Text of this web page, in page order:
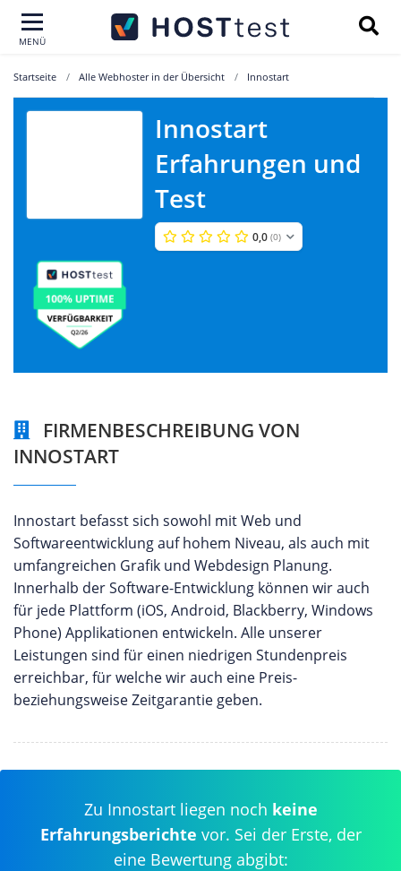
MENÜ
Startseite Alle Webhoster in der Übersicht Innostart
Innostart
Erfahrungen und
Test
0,0 (0)
FIRMENBESCHREIBUNG VON
INNOSTART
Innostart befasst sich sowohl mit Web und
Softwareentwicklung auf hohem Niveau, als auch mit
umfangreichen Grafik und Webdesign Planung.
Innerhalb der Software-Entwicklung können wir auch
für jede Plattform (iOS, Android, Blackberry, Windows
Phone) Applikationen entwickeln. Alle unserer
Leistungen sind für einen niedrigen Stundenpreis
erreichbar, für welche wir auch eine Preis-
beziehungsweise Zeitgarantie geben.
Zu Innostart liegen noch keine
Erfahrungsberichte vor. Sei der Erste, der
eine Bewertung abgibt: